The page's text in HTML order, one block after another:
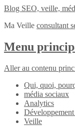
Blog SEO, veille,
Ma Veille consultant
Menu
Aller au contenu
Qui, quoi,
média sociaux
Analytics
Veille